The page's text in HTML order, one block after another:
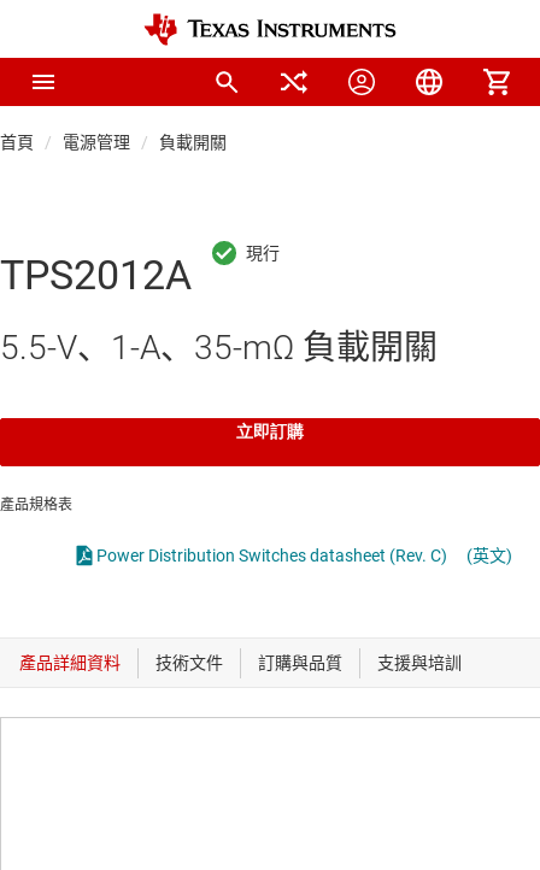
首頁 電源管理 負載開關
TPS2012A
5.5-V、1-A、35-mΩ 負載開關
立即訂購
產品規格表
Power Distribution Switches datasheet (Rev. C) (英文)